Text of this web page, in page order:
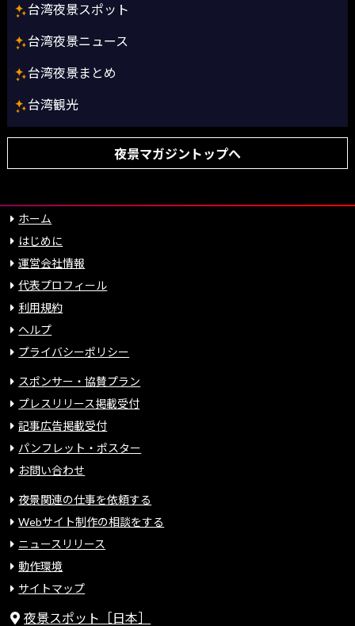
台湾夜景スポット
台湾夜景ニュース
台湾夜景まとめ
台湾観光
夜景マガジントップへ
ホーム
はじめに
運営会社情報
代表プロフィール
利用規約
ヘルプ
プライバシーポリシー
スポンサー・協賛プラン
プレスリリース掲載受付
記事広告掲載受付
パンフレット・ポスター
お問い合わせ
夜景関連の仕事を依頼する
Webサイト制作の相談をする
ニュースリリース
動作環境
サイトマップ
夜景スポット［日本］